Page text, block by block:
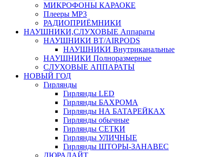
МИКРОФОНЫ КАРАОКЕ
Плееры MP3
РАДИОПРИЁМНИКИ
НАУШНИКИ,СЛУХОВЫЕ Аппараты
НАУШНИКИ BT/AIRPODS
НАУШНИКИ Внутриканальные
НАУШНИКИ Полноразмерные
СЛУХОВЫЕ АППАРАТЫ
НОВЫЙ ГОД
Гирлянды
Гирлянды LED
Гирлянды БАХРОМА
Гирлянды НА БАТАРЕЙКАХ
Гирлянды обычные
Гирлянды СЕТКИ
Гирлянды УЛИЧНЫЕ
Гирлянды ШТОРЫ-ЗАНАВЕС
ДЮРАЛАЙТ